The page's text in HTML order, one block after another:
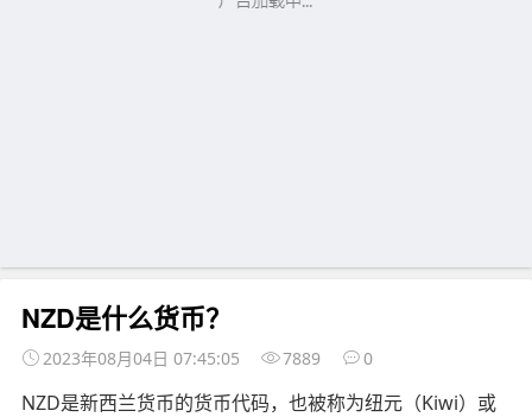
NZD是什么货币？
2023年08月04日 07:45:05 7889 0
NZD是新西兰货币的货币代码，也被称为纽元（Kiwi）或